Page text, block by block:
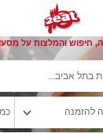
חיפוש והמלצות על